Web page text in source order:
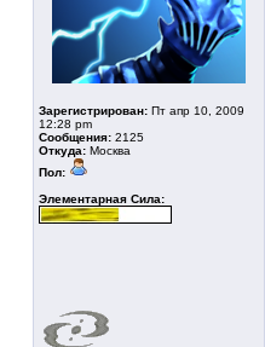
Зарегистрирован: Пт апр 10, 2009
12:28 pm
Сообщения: 2125
Откуда: Москва
Пол:
Элементарная Сила: